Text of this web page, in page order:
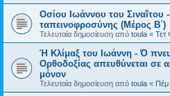
Οσίου Ιωάννου του Σιναΐτου
ταπεινοφροσύνης (Μέρος B΄)
Τελευταία δημοσίευση από toula « Τετ
Ή Κλίμαξ του Ιωάννη - Ό
Ορθοδοξίας απευθύνεται σε
μόνον
Τελευταία δημοσίευση από toula «